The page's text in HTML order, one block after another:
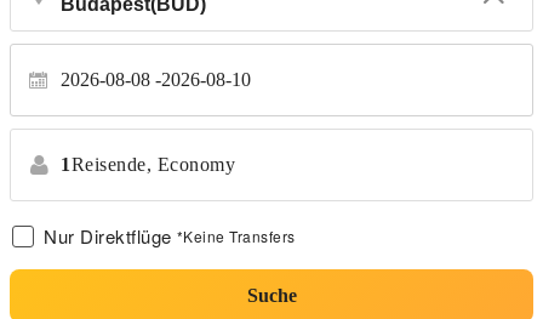
2026-08-08 2026-08-10
1Reisende, Economy
Nur Direktflüge *Keine Transfers
Suche